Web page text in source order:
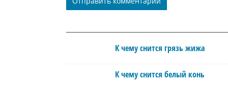
К чему снится грязь жижа
К чему снится белый конь